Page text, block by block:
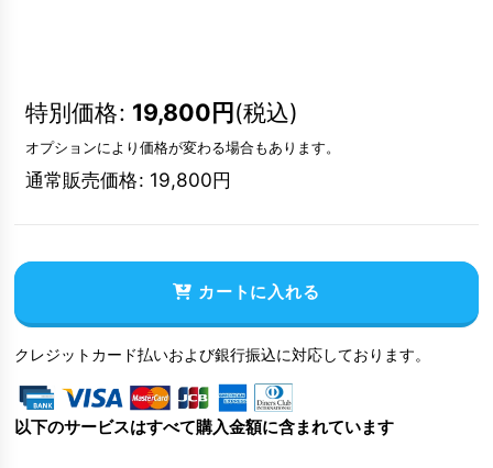
特別価格: 19,800円(税込)
オプションにより価格が変わる場合もあります。
通常販売価格: 19,800円
カートに入れる
クレジットカード払いおよび銀行振込に対応しております。
以下のサービスはすべて購入金額に含まれています